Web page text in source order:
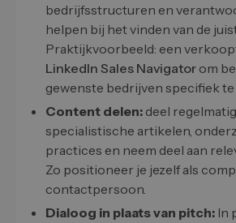
bedrijfsstructuren en
helpen bij het vinden van de
Praktijkvoorbeeld: een
LinkedIn Sales Navigator om
gewenste bedrijven specifiek
Content delen: deel
specialistische artikelen,
practices en neem deel aan
Zo positioneer je jezelf als
contactpersoon.
Dialoog in plaats van pitch: In